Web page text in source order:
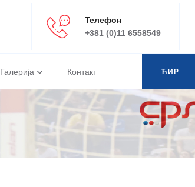
Телефон
+381 (0)11 6558549
Галерија Контакт
ЋИР